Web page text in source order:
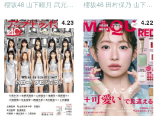
4.23 4.22